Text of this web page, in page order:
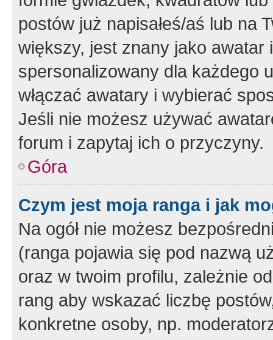
postów już napisałeś/aś lub na
większy, jest znany jako
spersonalizowany dla każdego
włączać awatary i wybierać
Jeśli nie możesz używać
forum i zapytaj ich o przyczyny.
Góra
Czym jest moja ranga i jak
Na ogół nie możesz
(ranga pojawia się pod nazwą
oraz w twoim profilu, zależnie
rang aby wskazać liczbę
konkretne osoby, np.